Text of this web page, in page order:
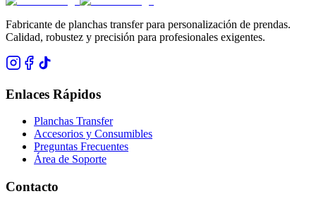
Fabricante de planchas transfer para personalización de prendas.
Calidad, robustez y precisión para profesionales exigentes.
Enlaces Rápidos
Planchas Transfer
Accesorios y Consumibles
Preguntas Frecuentes
Área de Soporte
Contacto